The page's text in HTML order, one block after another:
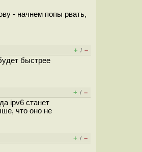
- начнем попы рвать,
+ / –
быстрее
+ / –
ipv6 станет
что оно не
+ / –